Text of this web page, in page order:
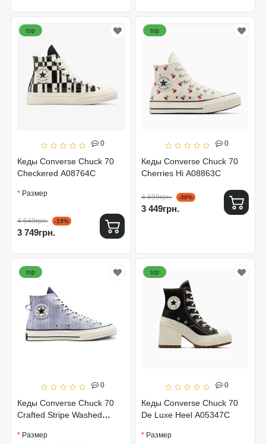
0
Кеды Converse Chuck 70
Checkered A08764C
top
Размер
4 649грн. -19%
3 749грн.
0
Кеды Converse Chuck 70
Cherries Hi A08863C
top
4 899грн. -30%
3 449грн.
0
Кеды Converse Chuck 70
Crafted Stripe Washed
top
Размер
0
Кеды Converse Chuck 70
De Luxe Heel A05347C
top
Размер